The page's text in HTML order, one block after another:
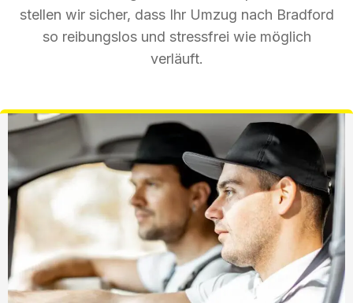
stellen wir sicher, dass Ihr Umzug nach Bradford
so reibungslos und stressfrei wie möglich
verläuft.